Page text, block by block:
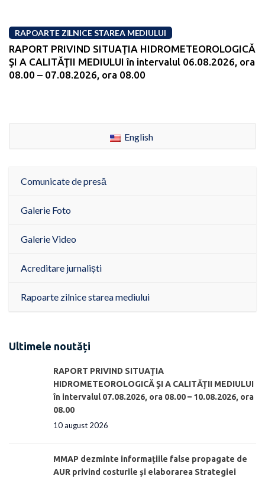
RAPOARTE ZILNICE STAREA MEDIULUI
RAPORT PRIVIND SITUAŢIA HIDROMETEOROLOGICĂ
ŞI A CALITĂŢII MEDIULUI în intervalul 06.08.2026, ora
08.00 – 07.08.2026, ora 08.00
English
Comunicate de presă
Galerie Foto
Galerie Video
Acreditare jurnaliști
Rapoarte zilnice starea mediului
Ultimele noutăți
RAPORT PRIVIND SITUAŢIA
HIDROMETEOROLOGICĂ ŞI A CALITĂŢII MEDIULUI
în intervalul 07.08.2026, ora 08.00 – 10.08.2026, ora
08.00
10 august 2026
MMAP dezminte informațiile false propagate de
AUR privind costurile și elaborarea Strategiei